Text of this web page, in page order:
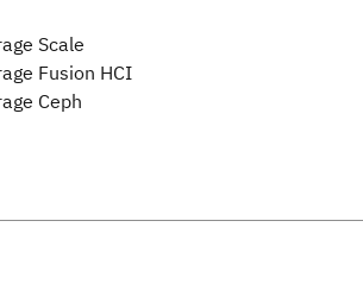
Scale
Fusion HCI
Ceph